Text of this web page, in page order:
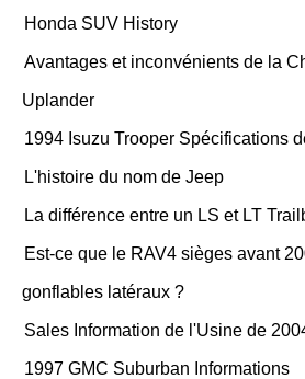
Honda SUV History
Avantages et inconvénients de la
Uplander
1994 Isuzu Trooper Spécifications
L'histoire du nom de Jeep
La différence entre un LS et LT
Est-ce que le RAV4 sièges avant
gonflables latéraux ?
Sales Information de l'Usine de
1997 GMC Suburban Informations